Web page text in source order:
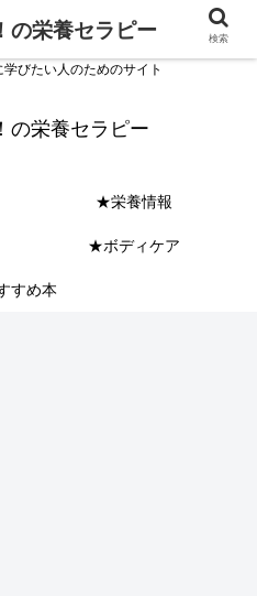
学びたい人のためのサイト
の栄養セラピー
★栄養情報
★ボディケア
すめ本
の栄養セラピー 検索